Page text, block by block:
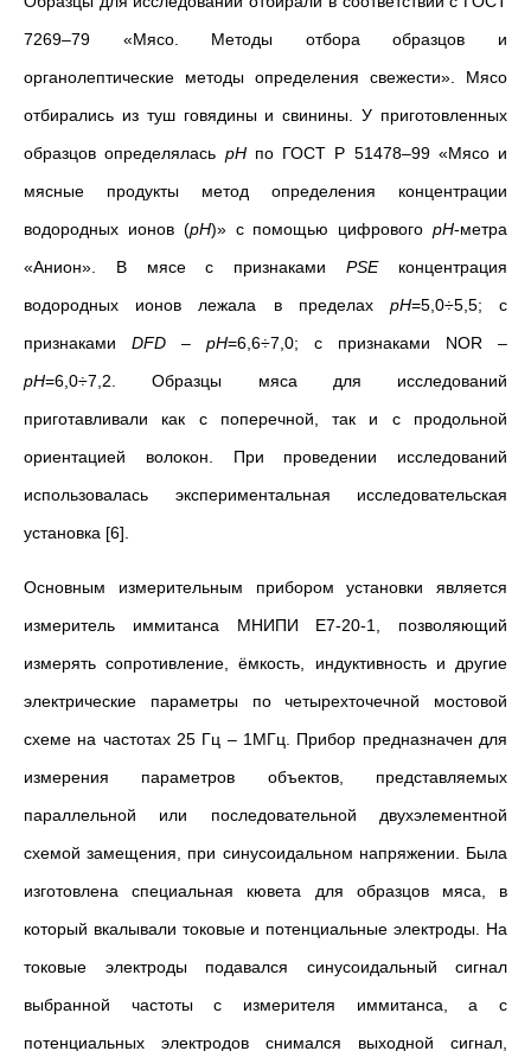
7269–79 «Мясо. Методы отбора образцов и
органолептические методы определения свежести». Мясо
отбирались из туш говядины и свинины. У приготовленных
образцов определялась рНпо ГОСТ Р 51478–99 «Мясо и
мясные продукты метод определения концентрации
водородных ионов (рН)» с помощью цифровогорН-метра
«Анион». В мясе с признакамиPSEконцентрация
водородных ионов лежала в пределах рН=5,0÷5,5; с
признаками DFD – рН=6,6÷7,0; с признаками NOR –
рН=6,0÷7,2. Образцы мяса для исследований
приготавливали как с поперечной, так и с продольной
ориентацией волокон. При проведении исследований
использовалась экспериментальная исследовательская
установка [6].
Основным измерительным прибором установки является
измеритель иммитанса МНИПИ Е7-20-1, позволяющий
измерять сопротивление, ёмкость, индуктивность и другие
электрические параметры по четырехточечной мостовой
схеме на частотах 25 Гц – 1МГц. Прибор предназначен для
измерения параметров объектов, представляемых
параллельной или последовательной двухэлементной
схемой замещения, при синусоидальном напряжении. Была
изготовлена специальная кювета для образцов мяса, в
который вкалывали токовые и потенциальные электроды. На
токовые электроды подавался синусоидальный сигнал
выбранной частоты с измерителя иммитанса, а с
потенциальных электродов снимался выходной сигнал,